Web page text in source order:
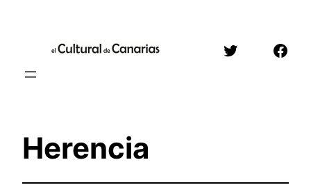
contenido
Twitter
Herencia